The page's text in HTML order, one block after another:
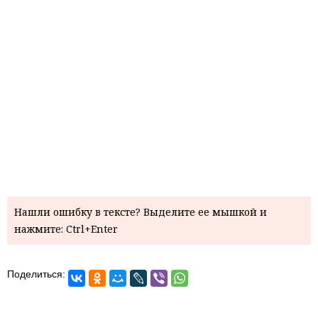
Нашли ошибку в тексте? Выделите ее мышкой и
нажмите: Ctrl+Enter
Поделиться: